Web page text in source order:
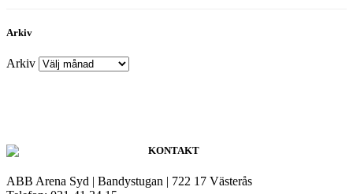
Arkiv
Arkiv
KONTAKT
ABB Arena Syd | Bandystugan | 722 17 Västerås